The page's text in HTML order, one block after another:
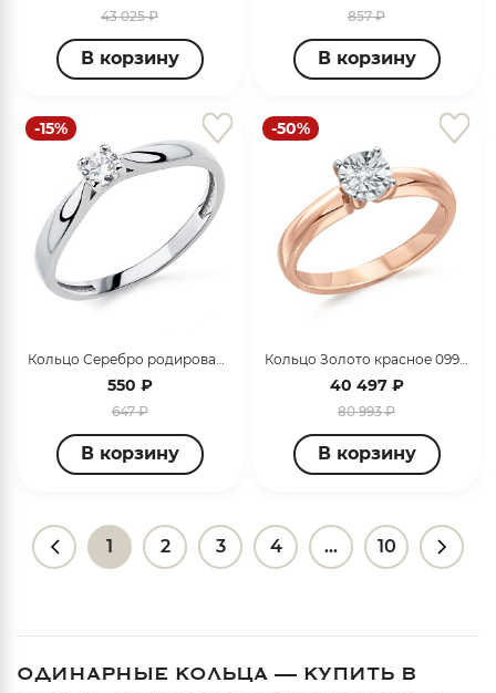
43 025 ₽
В корзину
857 ₽
В корзину
-15%
Кольцо Серебро родированное 320700G022
550 ₽
647 ₽
В корзину
-50%
Кольцо Золото красное 099482_01_01_001_0001
40 497 ₽
80 993 ₽
В корзину
1 2 3 4 ... 10
ОДИНАРНЫЕ КОЛЬЦА — КУПИТЬ В